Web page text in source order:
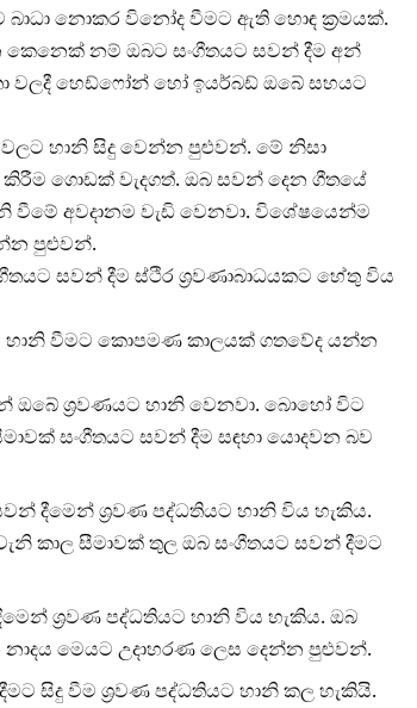
බාධා නොකර විනෝද වීමට ඇති හොඳ ක්‍රමයක්.
නම් ඔබට සංගීතයට සවන් දීම අන්
වලදී හෙඩ්ෆෝන් හෝ ඉයර්බඩ් ඔබේ සහයට
හානි සිදු වෙන්න පුළුවන්. මේ නිසා
ගොඩක් වැදගත්. ඔබ සවන් දෙන ගීතයේ
අවදානම වැඩි වෙනවා. විශේෂයෙන්ම
පුළුවන්.
සවන් දීම ස්ථිර ශ්‍රවණාබාධයකට හේතු විය
හානි වීමට කොපමණ කාලයක් ගතවේද යන්න
ඔබේ ශ්‍රවණයට හානි වෙනවා. බොහෝ විට
සංගීතයට සවන් දීම සඳහා යොදවන බව
දීමෙන් ශ්‍රවණ පද්ධතියට හානි විය හැකිය.
කාල සීමාවක් තුල ඔබ සංගීතයට සවන් දීමට
ශ්‍රවණ පද්ධතියට හානි විය හැකිය. ඔබ
මෙයට උදාහරණ ලෙස දෙන්න පුළුවන්.
සිදු වීම ශ්‍රවණ පද්ධතියට හානි කල හැකියි.